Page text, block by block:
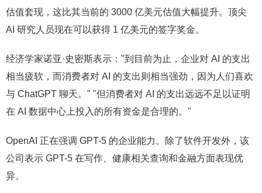
估值套现，这比其当前的 3000 亿美元估值大幅提升。顶尖
AI 研究人员现在可以获得 1 亿美元的签字奖金。
经济学家诺亚·史密斯表示："到目前为止，企业对 AI 的支出
相当疲软，而消费者对 AI 的支出则相当强劲，因为人们喜欢
与 ChatGPT 聊天。" "但消费者对 AI 的支出远远不足以证明
在 AI 数据中心上投入的所有资金是合理的。"
OpenAI 正在强调 GPT-5 的企业能力。除了软件开发外，该
公司表示 GPT-5 在写作、健康相关查询和金融方面表现优
异。